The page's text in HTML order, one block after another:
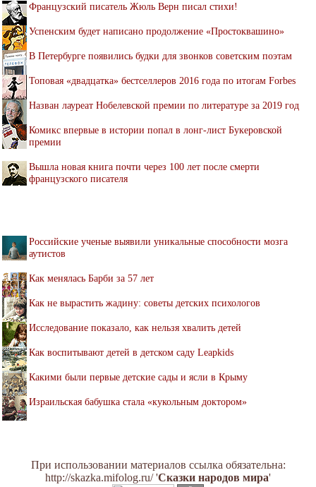
Французский писатель Жюль Верн писал стихи!
Успенским будет написано продолжение «Простоквашино»
В Петербурге появились будки для звонков советским поэтам
Топовая «двадцатка» бестселлеров 2016 года по итогам Forbes
Назван лауреат Нобелевской премии по литературе за 2019 год
Комикс впервые в истории попал в лонг-лист Букеровской
премии
Вышла новая книга почти через 100 лет после смерти
французского писателя
Российские ученые выявили уникальные способности мозга
аутистов
Как менялась Барби за 57 лет
Как не вырастить жадину: советы детских психологов
Исследование показало, как нельзя хвалить детей
Как воспитывают детей в детском саду Leapkids
Какими были первые детские сады и ясли в Крыму
Израильская бабушка стала «кукольным доктором»
При использовании материалов ссылка обязательна:
http://skazka.mifolog.ru/ 'Сказки народов мира'